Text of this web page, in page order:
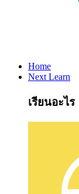
Home
Next Learn
เรียนอะไร